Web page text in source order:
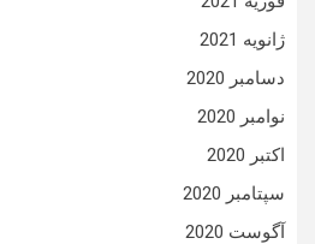
ژانویه 2021
دسامبر 2020
نوامبر 2020
اکتبر 2020
سپتامبر 2020
آگوست 2020